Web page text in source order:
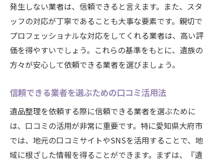
発生しない業者は、信頼できると言えます。また、スタ
ッフの対応が丁寧であることも大事な要素です。親切で
プロフェッショナルな対応をしてくれる業者は、高い評
価を得やすいでしょう。これらの基準をもとに、遺族の
方々が安心して依頼できる業者を選びましょう。
信頼できる業者を選ぶための口コミ活用法
遺品整理を依頼する際に信頼できる業者を選ぶために
は、口コミの活用が非常に重要です。特に愛知県大府市
では、地元の口コミサイトやSNSを活用することで、地
域に根ざした情報を得ることができます。まずは、『遺